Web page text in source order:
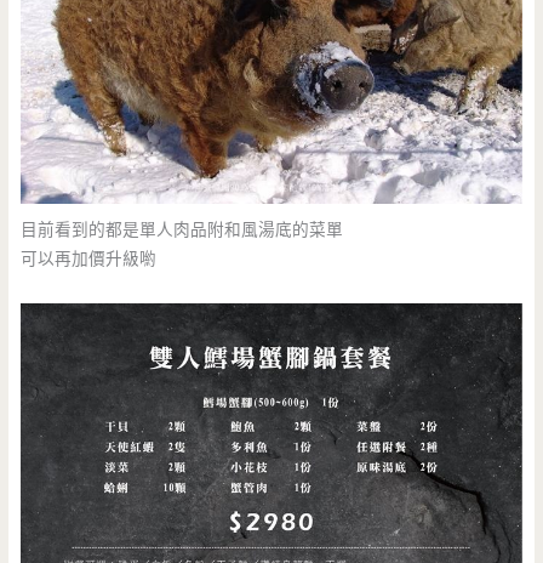
目前看到的都是單人肉品附和風湯底的菜單
可以再加價升級喲